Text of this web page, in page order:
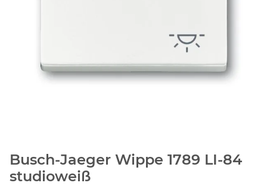
Busch-Jaeger Wippe 1789 LI-84
studioweiß